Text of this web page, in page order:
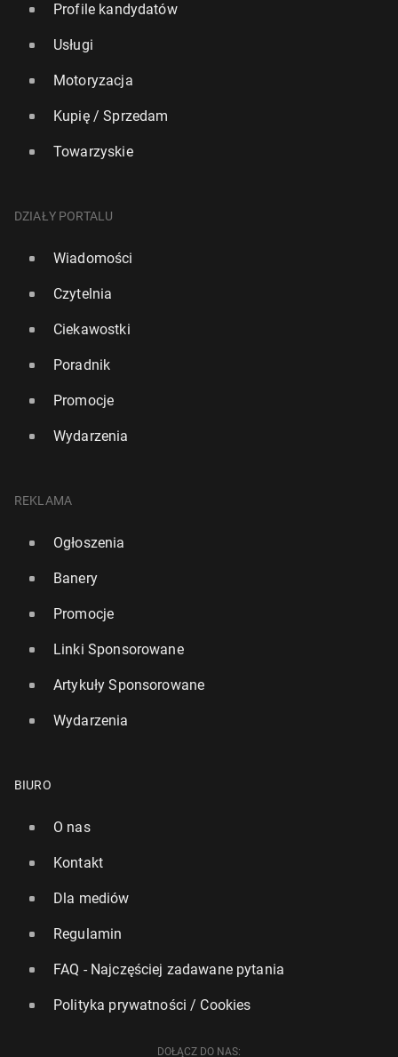
Profile kandydatów
Usługi
Motoryzacja
Kupię / Sprzedam
Towarzyskie
DZIAŁY PORTALU
Wiadomości
Czytelnia
Ciekawostki
Poradnik
Promocje
Wydarzenia
REKLAMA
Ogłoszenia
Banery
Promocje
Linki Sponsorowane
Artykuły Sponsorowane
Wydarzenia
BIURO
O nas
Kontakt
Dla mediów
Regulamin
FAQ - Najczęściej zadawane pytania
Polityka prywatności / Cookies
DOŁĄCZ DO NAS: